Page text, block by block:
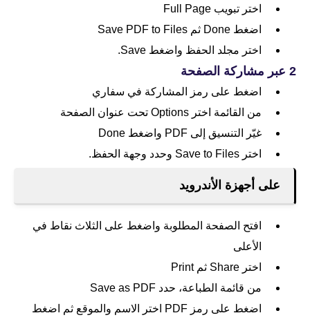
اختر تبويب Full Page
اضغط Done ثم Save PDF to Files
اختر مجلد الحفظ واضغط Save.
2 عبر مشاركة الصفحة
اضغط على رمز المشاركة في سفاري
من القائمة اختر Options تحت عنوان الصفحة
غيّر التنسيق إلى PDF واضغط Done
اختر Save to Files وحدد وجهة الحفظ.
على أجهزة الأندرويد
افتح الصفحة المطلوبة واضغط على الثلاث نقاط في
الأعلى
اختر Share ثم Print
من قائمة الطباعة، حدد Save as PDF
اضغط على رمز PDF اختر الاسم والموقع ثم اضغط